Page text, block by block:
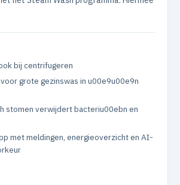
bij centrifugeren
grote gezinswas in u00e9u00e9n
stomen verwijdert bacteriu00ebn en
met meldingen, energieoverzicht en AI-